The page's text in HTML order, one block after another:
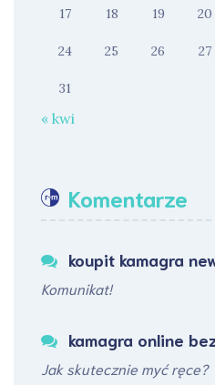
17 18 19 20
24 25 26 27
31
« kwi
Komentarze
koupit kamagra
Komunikat!
kamagra online
Jak skutecznie myć ręce?